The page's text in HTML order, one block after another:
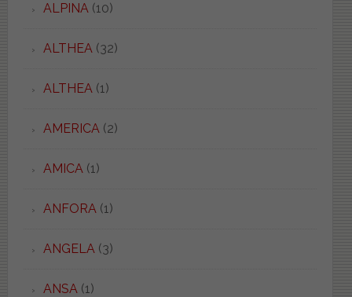
ALPINA(10)
ALTHEA(32)
ALTHEA(1)
AMERICA(2)
AMICA(1)
ANFORA(1)
ANGELA(3)
ANSA(1)